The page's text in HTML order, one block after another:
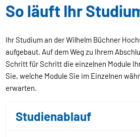
So läuft Ihr
Ihr Studium an der Wilhelm Büchner
aufgebaut. Auf dem Weg zu Ihrem
Schritt für Schritt die einzelnen Module
Sie, welche Module Sie im Einzelnen
erwarten.
Studienablauf